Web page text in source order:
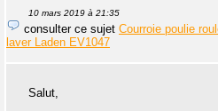
10 mars 2019 à 21:35
consulter ce sujet Courroie poulie
laver Laden EV1047
Salut,